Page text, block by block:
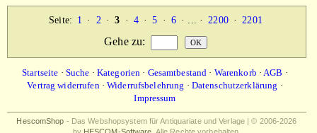
Seite: 1 · 2 · 3 · 4 · 5 · 6 · ... · 2200 · 2201
Gehe zu:
Startseite · Suche · Kategorien · Gesamtbestand · Warenkorb ·AGB ·
Vertrag widerrufen·Widerrufsbelehrung · Datenschutzerklärung ·
Impressum
HescomShop - Das Webshopsystem für Antiquariate und Verlage | © 2006-2026